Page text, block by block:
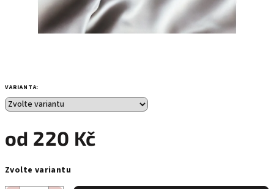
VARIANTA:
od 220 Kč
cena:
Zvolte variantu